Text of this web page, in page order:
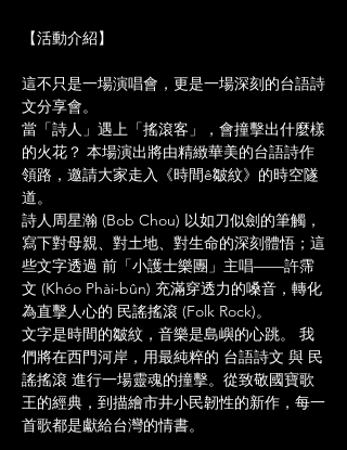
【活動介紹】
這不只是一場演唱會，更是一場深刻的台語詩
文分享會。
當「詩人」遇上「搖滾客」，會撞擊出什麼樣
的火花？ 本場演出將由精緻華美的台語詩作
領路，邀請大家走入《時間ê皺紋》的時空隧
道。
詩人周星瀚 (Bob Chou) 以如刀似劍的筆觸，
寫下對母親、對土地、對生命的深刻體悟；這
些文字透過 前「小護士樂團」主唱——許霈
文 (Khóo Phài-bûn) 充滿穿透力的嗓音，轉化
為直擊人心的 民謠搖滾 (Folk Rock)。
文字是時間的皺紋，音樂是島嶼的心跳。 我
們將在西門河岸，用最純粹的 台語詩文 與 民
謠搖滾 進行一場靈魂的撞擊。從致敬國寶歌
王的經典，到描繪市井小民韌性的新作，每一
首歌都是獻給台灣的情書。